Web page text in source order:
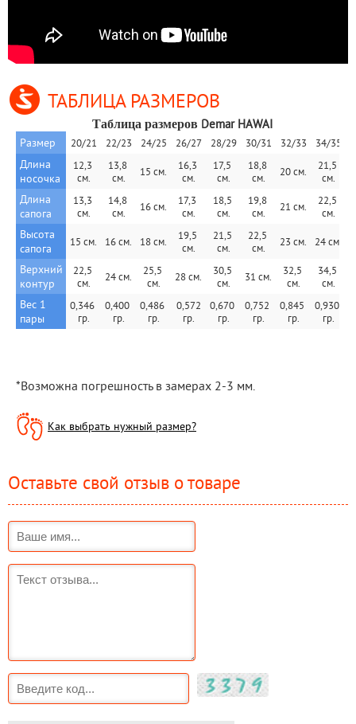
ТАБЛИЦА РАЗМЕРОВ
Таблица размеров Demar HAWAI
Размер 20/21 22/23 24/25 26/27 28/29 30/31 32/33 34/35
Длина
носочка
12,3
см.
13,8
см.
15 см.
16,3
см.
17,5
см.
18,8
см.
20 см.
21,5
см.
Длина
сапога
13,3
см.
14,8
см.
16 см.
17,3
cм.
18,5
см.
19,8
см.
21 см.
22,5
см.
Высота
сапога
15 см. 16 см. 18 см.
19,5
cм.
21,5
см.
22,5
см.
23 см. 24 см.
Верхний
контур
22,5
см.
24 см.
25,5
см.
28 cм.
30,5
см.
31 см.
32,5
см.
34,5
см.
Вес 1
пары
0,346
гр.
0,400
гр.
0,486
гр.
0,572
гр.
0,670
гр.
0,752
гр.
0,845
гр.
0,930
гр.
*Возможна погрешность в замерах 2-3 мм.
Как выбрать нужный размер?
Оставьте свой отзыв о товаре